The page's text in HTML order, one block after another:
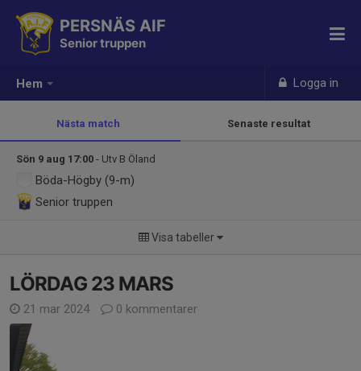
Hem Logga in
PERSNÄS AIF
Senior truppen
Nästa match Senaste resultat
Sön 9 aug 17:00 - Utv B Öland
Böda-Högby (9-m)
Senior truppen
Visa tabeller
LÖRDAG 23 MARS
21 mar 2024 0 kommentarer